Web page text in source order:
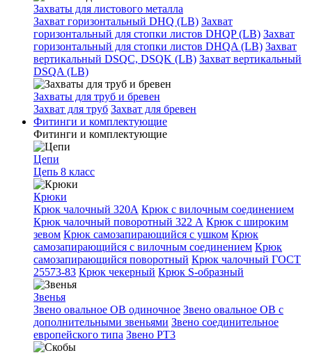
Захваты для листового металла
Захват горизонтальный DHQ (LB) Захват
горизонтальный для стопки листов DHQP (LB) Захват
горизонтальный для стопки листов DHQA (LB) Захват
вертикальный DSQC, DSQK (LB) Захват вертикальный
DSQA (LB)
Захваты для труб и бревен
Захват для труб Захват для бревен
Фитинги и комплектующие
Фитинги и комплектующие
Цепи
Цепь 8 класс
Крюки
Крюк чалочный 320А Крюк с вилочным соединением
Крюк чалочный поворотный 322 А Крюк с широким
зевом Крюк самозапирающийся с ушком Крюк
самозапирающийся с вилочным соединением Крюк
самозапирающийся поворотный Крюк чалочный ГОСТ
25573-83 Крюк чекерный Крюк S-образный
Звенья
Звено овальное OB одиночное Звено овальное ОВ с
дополнительными звеньями Звено соединительное
европейского типа Звено РТ3